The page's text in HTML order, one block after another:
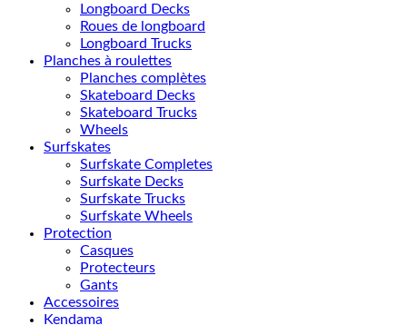
Longboard Decks
Roues de longboard
Longboard Trucks
Planches à roulettes
Planches complètes
Skateboard Decks
Skateboard Trucks
Wheels
Surfskates
Surfskate Completes
Surfskate Decks
Surfskate Trucks
Surfskate Wheels
Protection
Casques
Protecteurs
Gants
Accessoires
Kendama